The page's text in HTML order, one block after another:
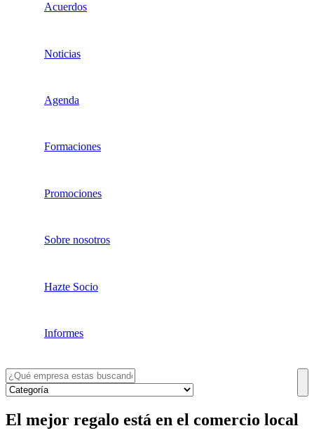
Acuerdos
Noticias
Agenda
Formaciones
Promociones
Sobre nosotros
Hazte Socio
Informes
El mejor regalo está en el comercio local